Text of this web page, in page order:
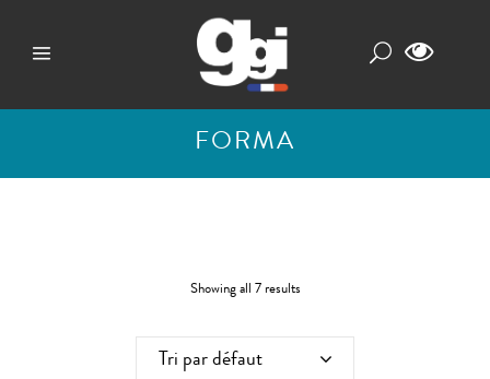
FORMA
Showing all 7 results
Tri par défaut